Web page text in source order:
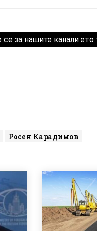
за нашите канали ето
Росен Карадимов